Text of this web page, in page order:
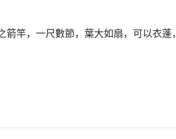
竿，一尺數節，葉大如扇，可以衣蓬，